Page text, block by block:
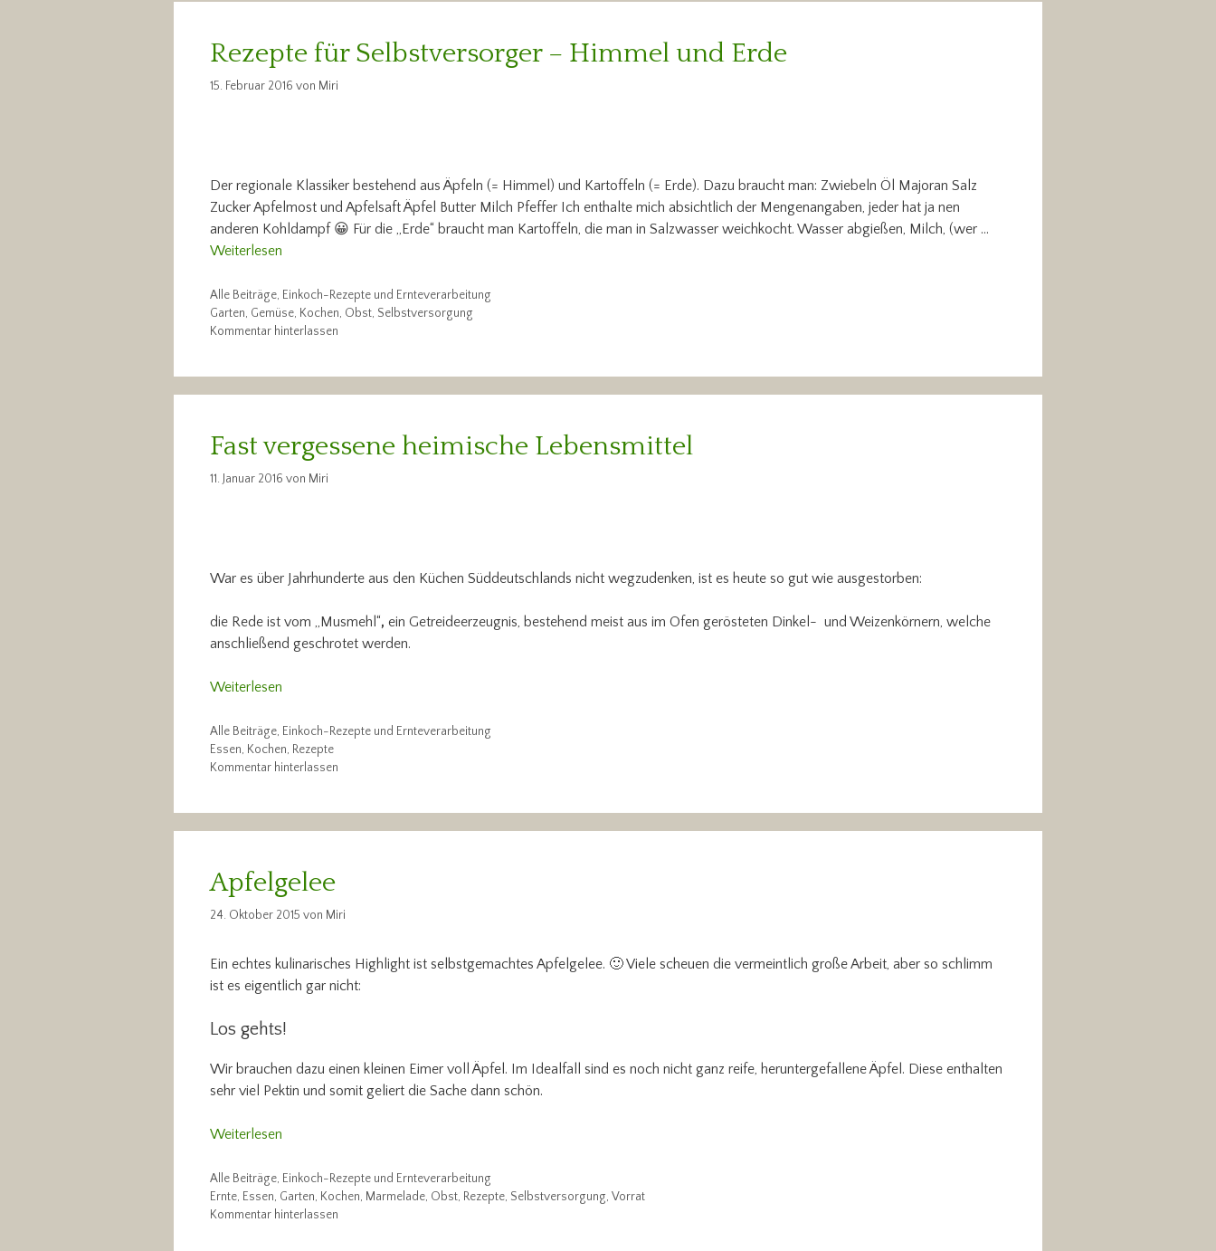
Rezepte für Selbstversorger – Himmel und Erde
15. Februar 2016 von Miri
Der regionale Klassiker bestehend aus Äpfeln (= Himmel) und Kartoffeln (= Erde). Dazu braucht man: Zwiebeln Öl Majoran Salz
Zucker Apfelmost und Apfelsaft Äpfel Butter Milch Pfeffer Ich enthalte mich absichtlich der Mengenangaben, jeder hat ja nen
anderen Kohldampf 😀 Für die „Erde“ braucht man Kartoffeln, die man in Salzwasser weichkocht. Wasser abgießen, Milch, (wer …
Weiterlesen
Kategorien
Alle Beiträge, Einkoch-Rezepte und Ernteverarbeitung
Schlagwörter
Garten, Gemüse, Kochen, Obst, Selbstversorgung
Kommentar hinterlassen
Fast vergessene heimische Lebensmittel
11. Januar 2016 von Miri
War es über Jahrhunderte aus den Küchen Süddeutschlands nicht wegzudenken, ist es heute so gut wie ausgestorben:
die Rede ist vom „Musmehl“, ein Getreideerzeugnis, bestehend meist aus im Ofen gerösteten Dinkel- und Weizenkörnern, welche
anschließend geschrotet werden.
Weiterlesen
Kategorien
Alle Beiträge, Einkoch-Rezepte und Ernteverarbeitung
Schlagwörter
Essen, Kochen, Rezepte
Kommentar hinterlassen
Apfelgelee
24. Oktober 2015 von Miri
Ein echtes kulinarisches Highlight ist selbstgemachtes Apfelgelee. 🙂 Viele scheuen die vermeintlich große Arbeit, aber so schlimm
ist es eigentlich gar nicht:
Los gehts!
Wir brauchen dazu einen kleinen Eimer voll Äpfel. Im Idealfall sind es noch nicht ganz reife, heruntergefallene Äpfel. Diese enthalten
sehr viel Pektin und somit geliert die Sache dann schön.
Weiterlesen
Kategorien
Alle Beiträge, Einkoch-Rezepte und Ernteverarbeitung
Schlagwörter
Ernte, Essen, Garten, Kochen, Marmelade, Obst, Rezepte, Selbstversorgung, Vorrat
Kommentar hinterlassen